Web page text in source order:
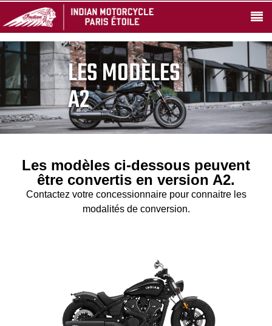
LES MODÈLES
A2
Les modèles ci-dessous peuvent
être convertis en version A2.
Contactez votre concessionnaire pour connaitre les
modalités de conversion.